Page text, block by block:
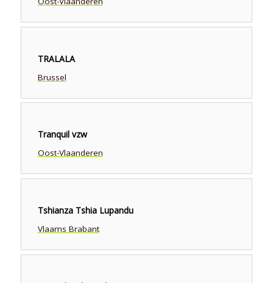
TRALALA
Brussel
Tranquil vzw
Oost-Vlaanderen
Tshianza Tshia Lupandu
Vlaams Brabant